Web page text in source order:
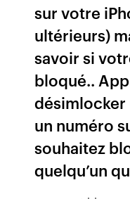
sur votre
ultérieurs)
savoir si
bloqué..
désimlocker
un numéro
souhaitez
quelqu’un